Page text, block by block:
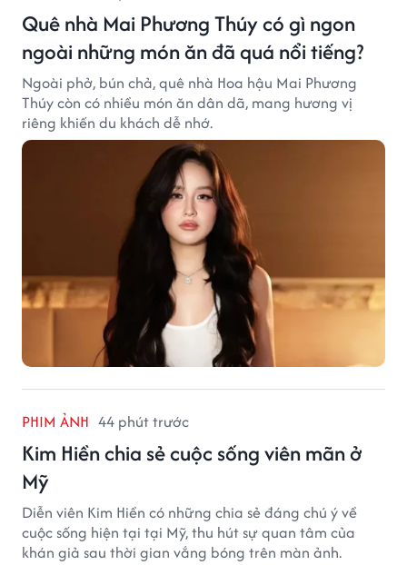
Quê nhà Mai Phương Thúy có gì ngon
ngoài những món ăn đã quá nổi tiếng?
Ngoài phở, bún chả, quê nhà Hoa hậu Mai Phương
Thúy còn có nhiều món ăn dân dã, mang hương vị
riêng khiến du khách dễ nhớ.
PHIM ẢNH 44 phút trước
Kim Hiền chia sẻ cuộc sống viên mãn ở
Mỹ
Diễn viên Kim Hiền có những chia sẻ đáng chú ý về
cuộc sống hiện tại tại Mỹ, thu hút sự quan tâm của
khán giả sau thời gian vắng bóng trên màn ảnh.